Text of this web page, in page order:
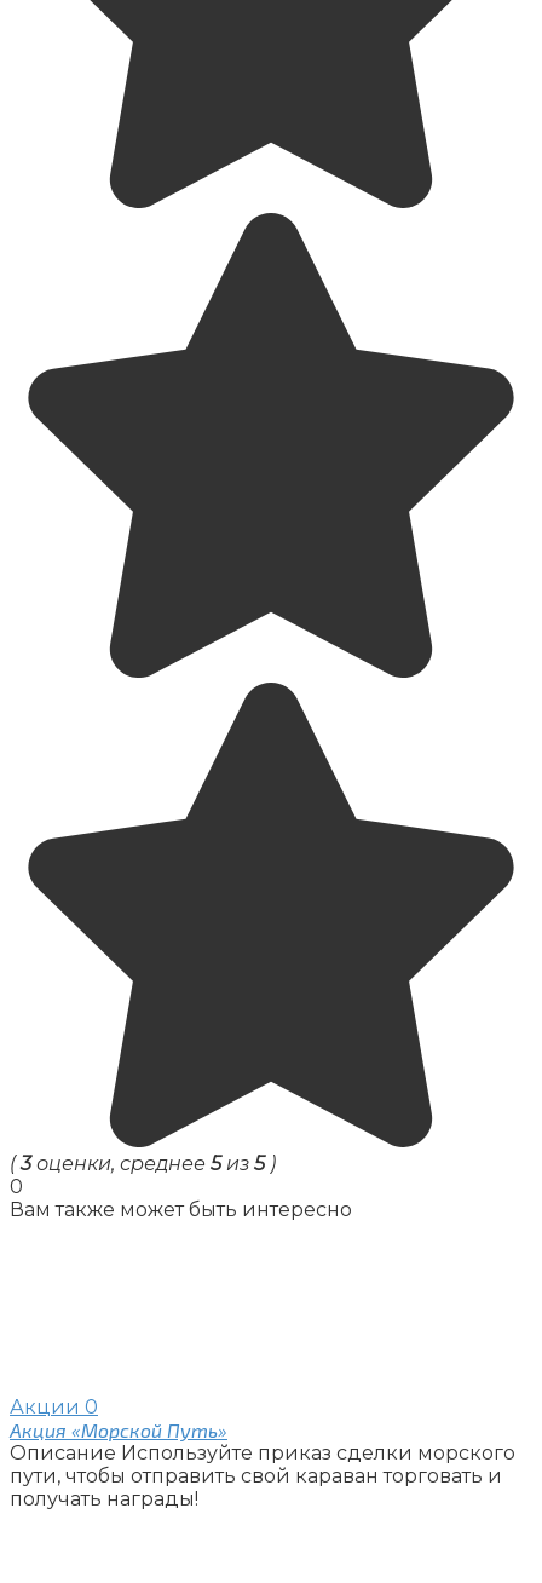
(3оценки, среднее 5из 5)
0
Вам также может быть интересно
Акции 0
Акция «Морской Путь»
Описание Используйте приказ сделки морского
пути, чтобы отправить свой караван торговать и
получать награды!